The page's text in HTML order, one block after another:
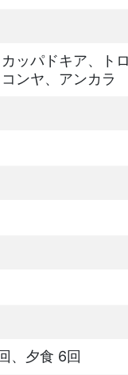
ッパドキア、ト
ンヤ、アンカラ
、夕食 6回